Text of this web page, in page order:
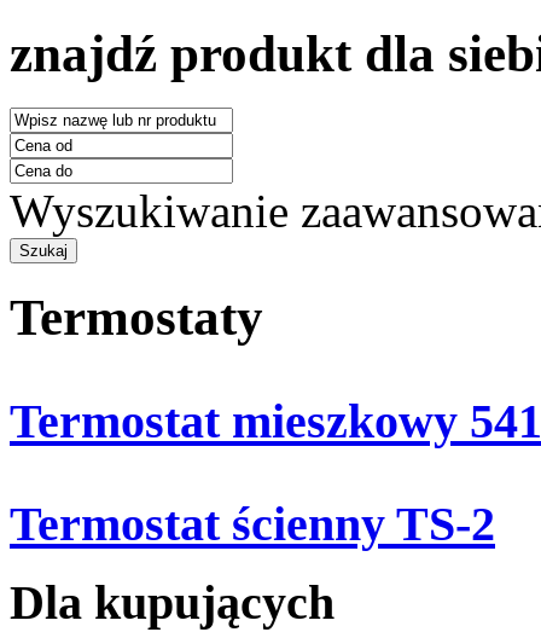
znajdź produkt dla
Wyszukiwanie
Termostaty
Termostat mieszkowy
Termostat ścienny TS-2
Dla kupujących